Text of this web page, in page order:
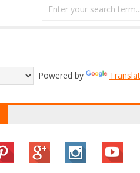
Powered by